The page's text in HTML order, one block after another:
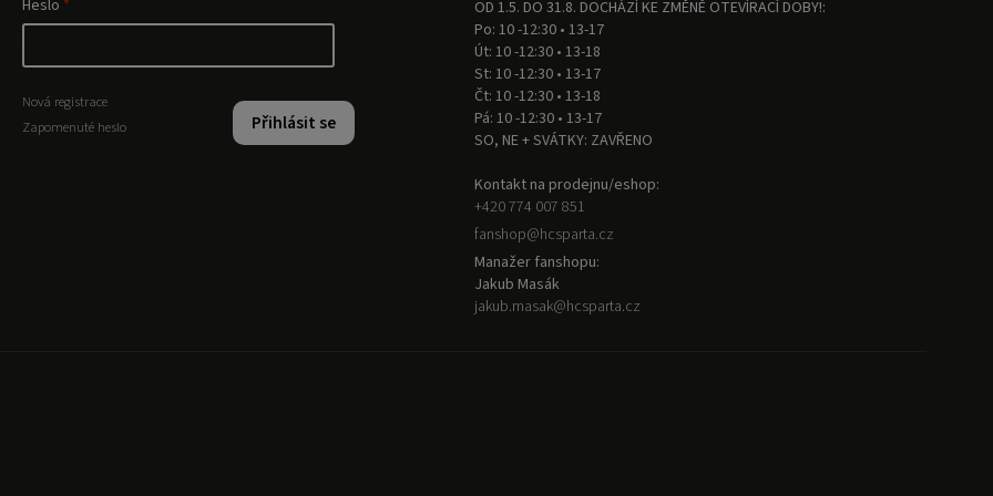
Heslo
Přihlásit se
Nová registrace
Zapomenuté heslo
OD 1.5. DO 31.8. DOCHÁZÍ KE ZMĚNĚ OTEVÍRACÍ DOBY!:
Po: 10 -12:30 • 13-17
Út: 10 -12:30 • 13-18
St: 10 -12:30 • 13-17
Čt: 10 -12:30 • 13-18
Pá: 10 -12:30 • 13-17
SO, NE + SVÁTKY: ZAVŘENO
Kontakt na prodejnu/eshop:
+420 774 007 851
fanshop@hcsparta.cz
Manažer fanshopu:
Jakub Masák
jakub.masak@hcsparta.cz